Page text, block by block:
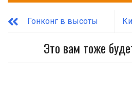
Гонконг в высоты
Это вам тоже